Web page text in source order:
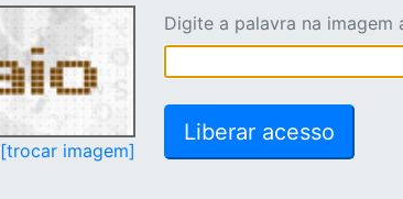
[trocar imagem]
Digite a palavra na